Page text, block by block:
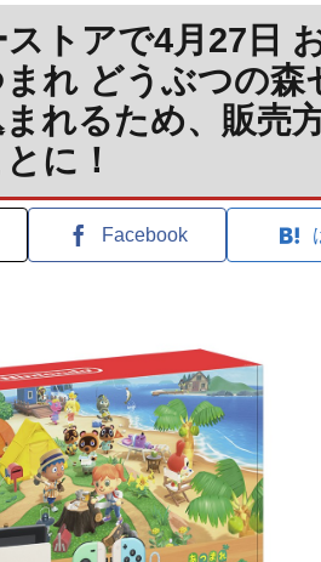
トアで4月27日
れ どうぶつの森
れるため、販売
に！
Facebook